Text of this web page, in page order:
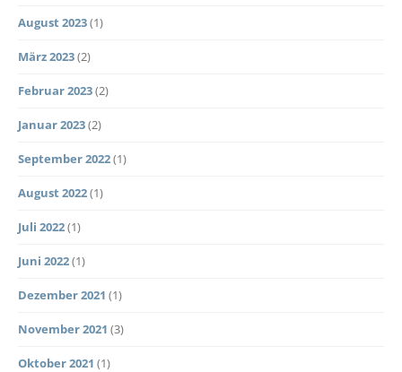
August 2023(1)
März 2023(2)
Februar 2023(2)
Januar 2023(2)
September 2022(1)
August 2022(1)
Juli 2022(1)
Juni 2022(1)
Dezember 2021 (1)
November 2021 (3)
Oktober 2021 (1)